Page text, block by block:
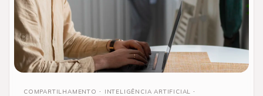
COMPARTILHAMENTO
INTELIGÊNCIA ARTIFICIAL